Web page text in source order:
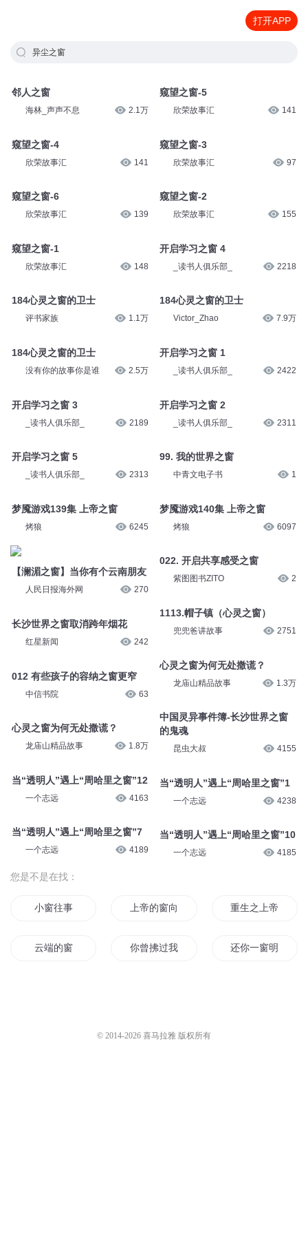
打开APP
异尘之窗
邻人之窗
海林_声声不息 2.1万
窥望之窗-4
欣荣故事汇 141
窥望之窗-6
欣荣故事汇 139
窥望之窗-1
欣荣故事汇 148
184心灵之窗的卫士
评书家族 1.1万
184心灵之窗的卫士
没有你的故事你是谁 2.5万
开启学习之窗 3
_读书人俱乐部_ 2189
开启学习之窗 5
_读书人俱乐部_ 2313
梦魇游戏139集 上帝之窗
烤狼 6245
【澜湄之窗】当你有个云南朋友
人民日报海外网 270
长沙世界之窗取消跨年烟花
红星新闻 242
012 有些孩子的容纳之窗更窄
中信书院 63
心灵之窗为何无处撒谎？
龙庙山精品故事 1.8万
当“透明人”遇上“周哈里之窗”12
一个志远 4163
当“透明人”遇上“周哈里之窗”7
一个志远 4189
窥望之窗-5
欣荣故事汇 141
窥望之窗-3
欣荣故事汇 97
窥望之窗-2
欣荣故事汇 155
开启学习之窗 4
_读书人俱乐部_ 2218
184心灵之窗的卫士
Victor_Zhao 7.9万
开启学习之窗 1
_读书人俱乐部_ 2422
开启学习之窗 2
_读书人俱乐部_ 2311
99. 我的世界之窗
中青文电子书 1
梦魇游戏140集 上帝之窗
烤狼 6097
022. 开启共享感受之窗
紫图图书ZITO 2
1113.帽子镇（心灵之窗）
兜兜爸讲故事 2751
心灵之窗为何无处撒谎？
龙庙山精品故事 1.3万
中国灵异事件簿-长沙世界之窗
的鬼魂
昆虫大叔 4155
当“透明人”遇上“周哈里之窗”1
一个志远 4238
当“透明人”遇上“周哈里之窗”10
一个志远 4185
您是不是在找：
小窗往事 上帝的窗向南开 重生之上帝请开窗
云端的窗 你曾拂过我的窗 还你一窗明月
© 2014-2026 喜马拉雅 版权所有